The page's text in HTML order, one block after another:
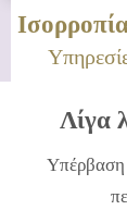
Λίγα
Υπέρβαση